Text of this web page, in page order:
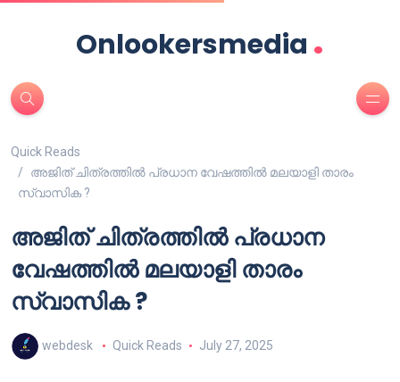
Onlookersmedia .
Quick Reads
അജിത് ചിത്രത്തിൽ പ്രധാന വേഷത്തിൽ മലയാളി താരം
സ്വാസിക ?
അജിത് ചിത്രത്തിൽ പ്രധാന
വേഷത്തിൽ മലയാളി താരം
സ്വാസിക ?
webdesk Quick Reads July 27, 2025